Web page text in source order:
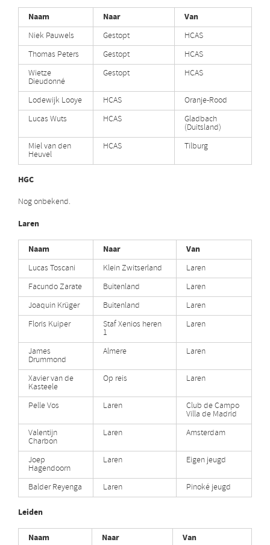
Naam Naar Van
Niek Pauwels Gestopt
HCAS
Thomas Peters
Gestopt
HCAS
Wietze
Dieudonné
Gestopt HCAS
Lodewijk Looye HCAS
Oranje-Rood
Lucas Wuts
HCAS Gladbach
(Duitsland)
Miel van den
Heuvel
HCAS Tilburg
HGC
Nog onbekend.
Laren
Naam Naar Van
Lucas Toscani Klein Zwitserland
Laren
Facundo Zarate
Buitenland
Laren
Joaquin Krüger
Buitenland
Laren
Floris Kuiper
Staf Xenios heren
1
Laren
James
Drummond
Almere Laren
Xavier van de
Kasteele
Op reis Laren
Pelle Vos Laren Club de Campo
Villa de Madrid
Valentijn
Charbon
Laren Amsterdam
⁠Joep
Hagendoorn
Laren Eigen jeugd
Balder Reyenga Laren Pinoké jeugd
Leiden
Naam Naar Van